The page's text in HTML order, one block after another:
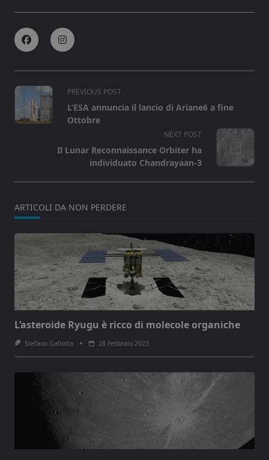
<span
class="nav-
subtitle
text">Page</span>
PREVIOUS POST
L’ESA annuncia il lancio di Ariane6 a fine
Ottobre
NEXT POST
Il Lunar Reconnaissance Orbiter ha
individuato Chandrayaan-3
ARTICOLI DA NON PERDERE
L’asteroide Ryugu è ricco di molecole organiche
Stefano Gallotta 28 Febbraio 2023